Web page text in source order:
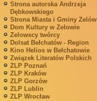
Strona autorska Andrzeja
Dębkowskiego
Strona Miasta i Gminy Zelów
Dom Kultury w Zelowie
Zelowscy twórcy
Dolsat Bełchatów - Region
Kino Helios w Bełchatowie
Związek Literatów Polskich
ZLP Poznań
ZLP Kraków
ZLP Gorzów
ZLP Lublin
ZLP Wrocław